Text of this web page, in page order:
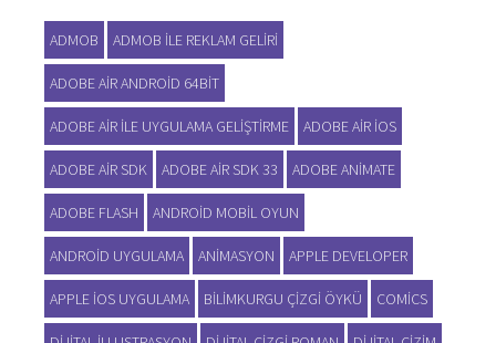
ADMOB ADMOB ILE REKLAM GELIRI
ADOBE AIR ANDROID 64BIT
ADOBE AIR ILE UYGULAMA GELIŞTIRME ADOBE AIR IOS
ADOBE AIR SDK ADOBE AIR SDK 33 ADOBE ANIMATE
ADOBE FLASH ANDROID MOBIL OYUN
ANDROID UYGULAMA ANIMASYON APPLE DEVELOPER
APPLE IOS UYGULAMA BILIMKURGU ÇIZGI ÖYKÜ COMICS